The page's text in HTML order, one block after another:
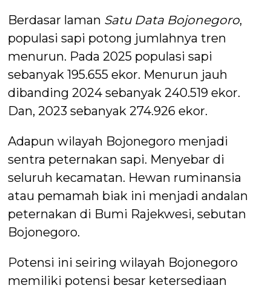
Berdasar laman Satu Data Bojonegoro,
populasi sapi potong jumlahnya tren
menurun. Pada 2025 populasi sapi
sebanyak 195.655 ekor. Menurun jauh
dibanding 2024 sebanyak 240.519 ekor.
Dan, 2023 sebanyak 274.926 ekor.
Adapun wilayah Bojonegoro menjadi
sentra peternakan sapi. Menyebar di
seluruh kecamatan. Hewan ruminansia
atau pemamah biak ini menjadi andalan
peternakan di Bumi Rajekwesi, sebutan
Bojonegoro.
Potensi ini seiring wilayah Bojonegoro
memiliki potensi besar ketersediaan